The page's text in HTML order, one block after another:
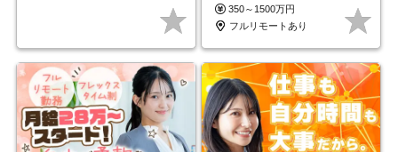
350～1500万円
フルリモートあり